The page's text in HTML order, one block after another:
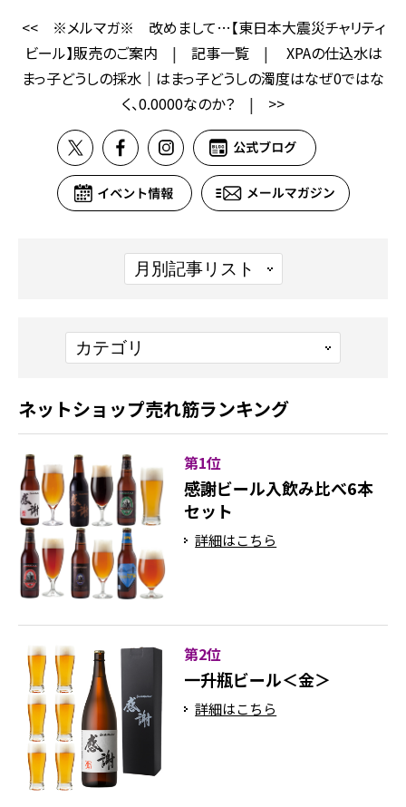
<<
※メルマガ※ 改めまして…【東日本大震災チャリティ
ビール】販売のご案内 | 記事一覧|
XPAの仕込水は
まっ子どうしの採水｜はまっ子どうしの濁度はなぜ0ではな
く、0.0000なのか？ | >>
ネットショップ売れ筋ランキング
第1位
感謝ビール入飲み比べ6本
セット
詳細はこちら
第2位
一升瓶ビール＜金＞
詳細はこちら